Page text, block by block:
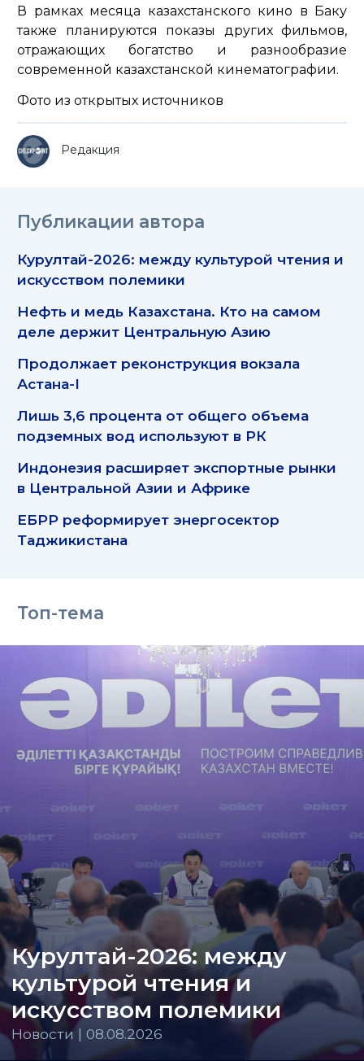
В рамках месяца казахстанского кино в Баку
также планируются показы других фильмов,
отражающих богатство и разнообразие
современной казахстанской кинематографии.
Фото из открытых источников
Редакция
Публикации автора
Курултай-2026: между культурой чтения и
искусством полемики
Нефть и медь Казахстана. Кто на самом
деле держит Центральную Азию
Продолжает реконструкция вокзала
Астана-I
Лишь 3,6 процента от общего объема
подземных вод используют в РК
Индонезия расширяет экспортные рынки
в Центральной Азии и Африке
ЕБРР реформирует энергосектор
Таджикистана
Топ-тема
Курултай-2026: между
культурой чтения и
искусством полемики
Новости | 08.08.2026